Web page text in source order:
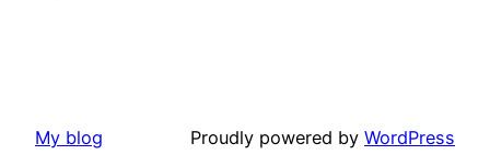
My blog Proudly powered by WordPress